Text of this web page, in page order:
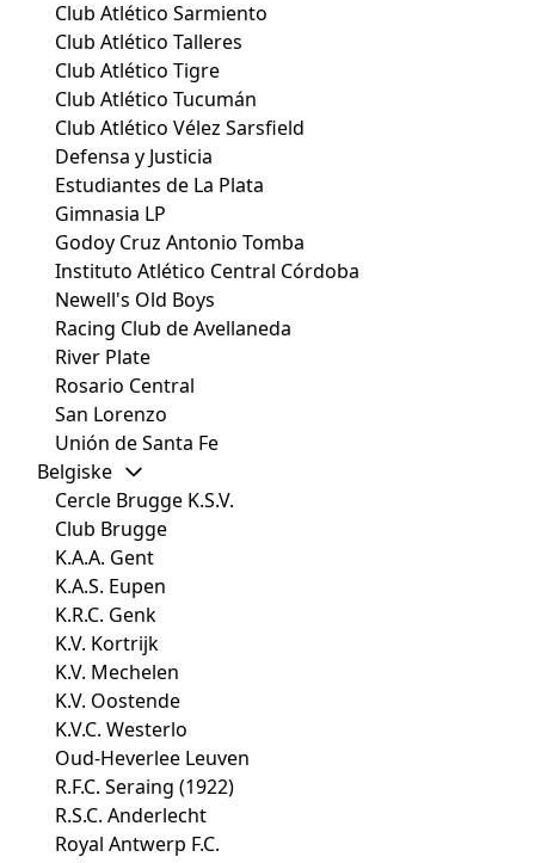
Club Atlético Sarmiento
Club Atlético Talleres
Club Atlético Tigre
Club Atlético Tucumán
Club Atlético Vélez Sarsfield
Defensa y Justicia
Estudiantes de La Plata
Gimnasia LP
Godoy Cruz Antonio Tomba
Instituto Atlético Central Córdoba
Newell's Old Boys
Racing Club de Avellaneda
River Plate
Rosario Central
San Lorenzo
Unión de Santa Fe
Belgiske
Cercle Brugge K.S.V.
Club Brugge
K.A.A. Gent
K.A.S. Eupen
K.R.C. Genk
K.V. Kortrijk
K.V. Mechelen
K.V. Oostende
K.V.C. Westerlo
Oud-Heverlee Leuven
R.F.C. Seraing (1922)
R.S.C. Anderlecht
Royal Antwerp F.C.